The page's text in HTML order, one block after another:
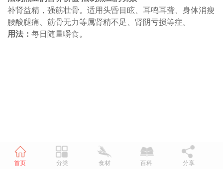
补肾益精，强筋壮骨。适用头昏目眩、耳鸣耳聋、身体消瘦
腰酸腿痛、筋骨无力等属肾精不足、肾阴亏损等症。
用法： 每日随量嚼食。
首页 分类 食材 百科 分享